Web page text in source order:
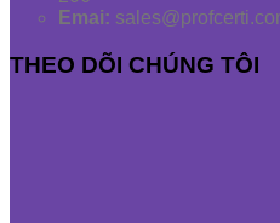
Emai:
THEO DÕI CHÚNG TÔI